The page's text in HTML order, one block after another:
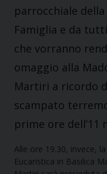
parrocchiale della
Famiglia e da
che vorranno
omaggio alla
Martiri a ricordo
scampato
prime ore dell’11
Alle ore 19.30, invece,
Eucaristica in Basilica